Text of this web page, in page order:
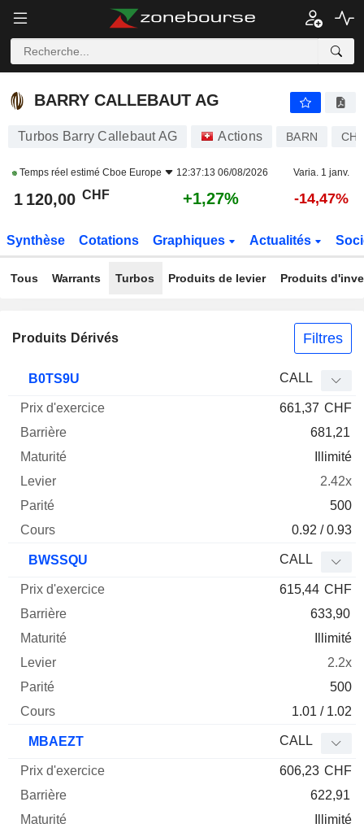
BARRY CALLEBAUT AG
BARRY CALLEBAUT AG
Turbos Barry Callebaut AG Actions BARN
Temps réel estimé Cboe Europe 12:37:13 06/08/2026 Varia. 1 janv.
1 120,00 CHF +1,27% -14,47%
Synthèse Cotations Graphiques Actualités
Tous Warrants Turbos Produits de levier Produits
Produits Dérivés Filtres
Mnemo Type
B0TS9U CALL
661,37 CHF
681,21
Illimité
2.42x
500
0.92 / 0.93
BWSSQU CALL
615,44 CHF
633,90
Illimité
2.2x
500
1.01 / 1.02
MBAEZT CALL
606,23 CHF
622,91
Illimité